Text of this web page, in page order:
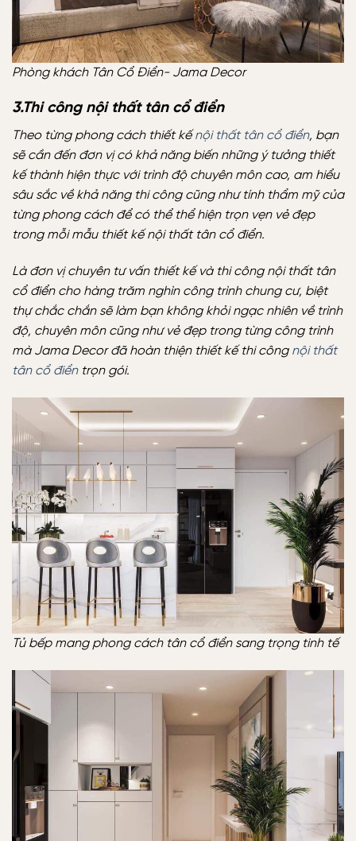
Phòng khách Tân Cổ Điển- Jama Decor
3.Thi công nội thất tân cổ điển
Theo từng phong cách thiết kếnội thất tân cổ điển, bạn
sẽ cần đến đơn vị có khả năng biến những ý tưởng thiết
kế thành hiện thực với trình độ chuyên môn cao, am hiểu
sâu sắc về khả năng thi công cũng như tính thẩm mỹ của
từng phong cách để có thể thể hiện trọn vẹn vẻ đẹp
trong mỗi mẫu thiết kế nội thất tân cổ điển.
Là đơn vị chuyên tư vấn thiết kế và thi công nội thất tân
cổ điển cho hàng trăm nghìn công trình chung cư, biệt
thự chắc chắn sẽ làm bạn không khỏi ngạc nhiên về trình
độ, chuyên môn cũng như vẻ đẹp trong từng công trình
mà Jama Decor đã hoàn thiện thiết kế thi công nội thất
tân cổ điểntrọn gói.
Tủ bếp mang phong cách tân cổ điển sang trọng tinh tế